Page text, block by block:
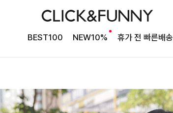
BEST100 NEW10% 휴가 전 빠른배송